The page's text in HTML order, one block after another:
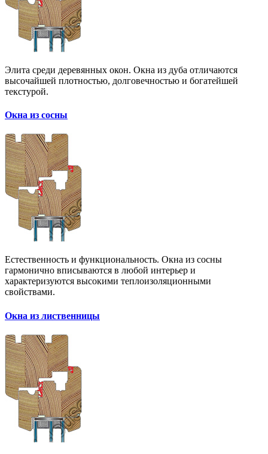
Элита среди деревянных окон. Окна из дуба отличаются
высочайшей плотностью, долговечностью и богатейшей
текстурой.
Окна из сосны
Естественность и функциональность. Окна из сосны
гармонично вписываются в любой интерьер и
характеризуются высокими теплоизоляционными
свойствами.
Окна из лиственницы